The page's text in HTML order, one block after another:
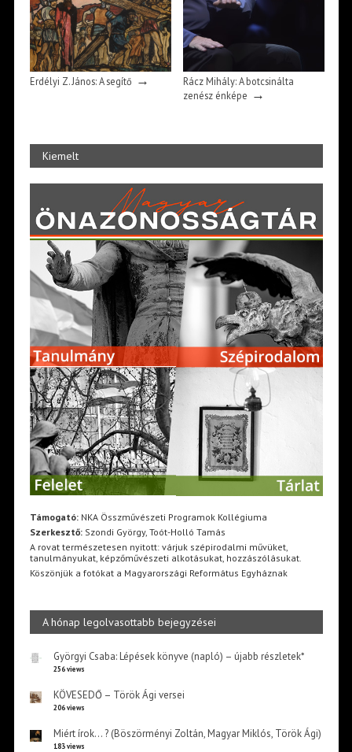
Erdélyi Z. János: A segítő →
Rácz Mihály: A botcsinálta
zenész énképe →
Kiemelt
Támogató:NKA Összművészeti Programok Kollégiuma
Szerkesztő:Szondi György, Toót-Holló Tamás
A rovat természetesen nyitott: várjuk szépirodalmi művüket,
tanulmányukat, képzőművészeti alkotásukat, hozzászólásukat.
Köszönjük a fotókat a Magyarországi Református Egyháznak
A hónap legolvasottabb bejegyzései
Györgyi Csaba: Lépések könyve (napló) – újabb részletek*
256 views
KÖVESEDŐ – Török Ági versei
206 views
Miért írok… ? (Böszörményi Zoltán, Magyar Miklós, Török Ági)
183 views